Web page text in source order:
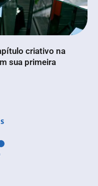
criativo na
sua primeira